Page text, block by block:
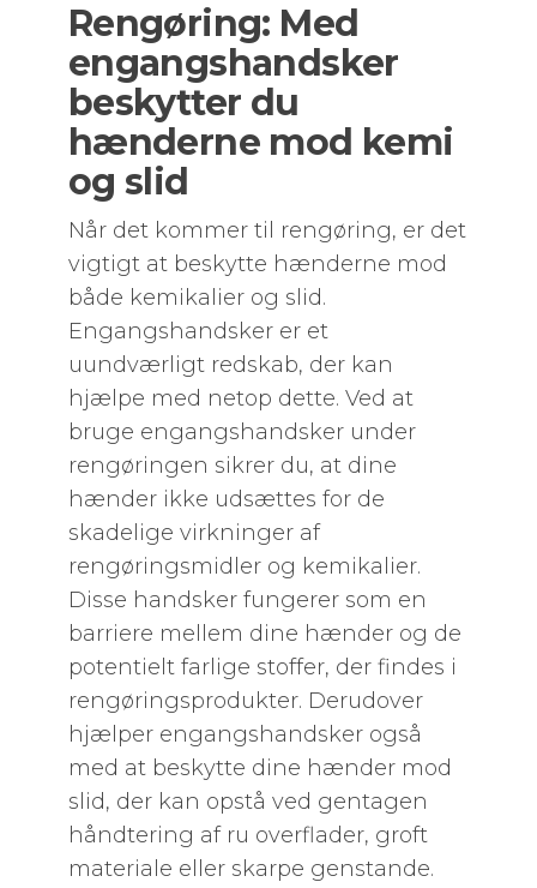
Rengøring: Med
engangshandsker
beskytter du
hænderne mod kemi
og slid
Når det kommer til rengøring, er det
vigtigt at beskytte hænderne mod
både kemikalier og slid.
Engangshandsker er et
uundværligt redskab, der kan
hjælpe med netop dette. Ved at
bruge engangshandsker under
rengøringen sikrer du, at dine
hænder ikke udsættes for de
skadelige virkninger af
rengøringsmidler og kemikalier.
Disse handsker fungerer som en
barriere mellem dine hænder og de
potentielt farlige stoffer, der findes i
rengøringsprodukter. Derudover
hjælper engangshandsker også
med at beskytte dine hænder mod
slid, der kan opstå ved gentagen
håndtering af ru overflader, groft
materiale eller skarpe genstande.